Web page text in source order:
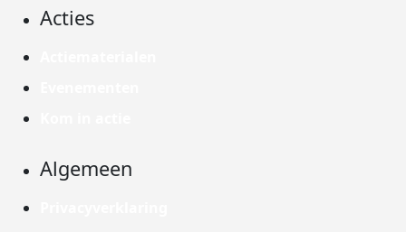
Acties
Algemeen